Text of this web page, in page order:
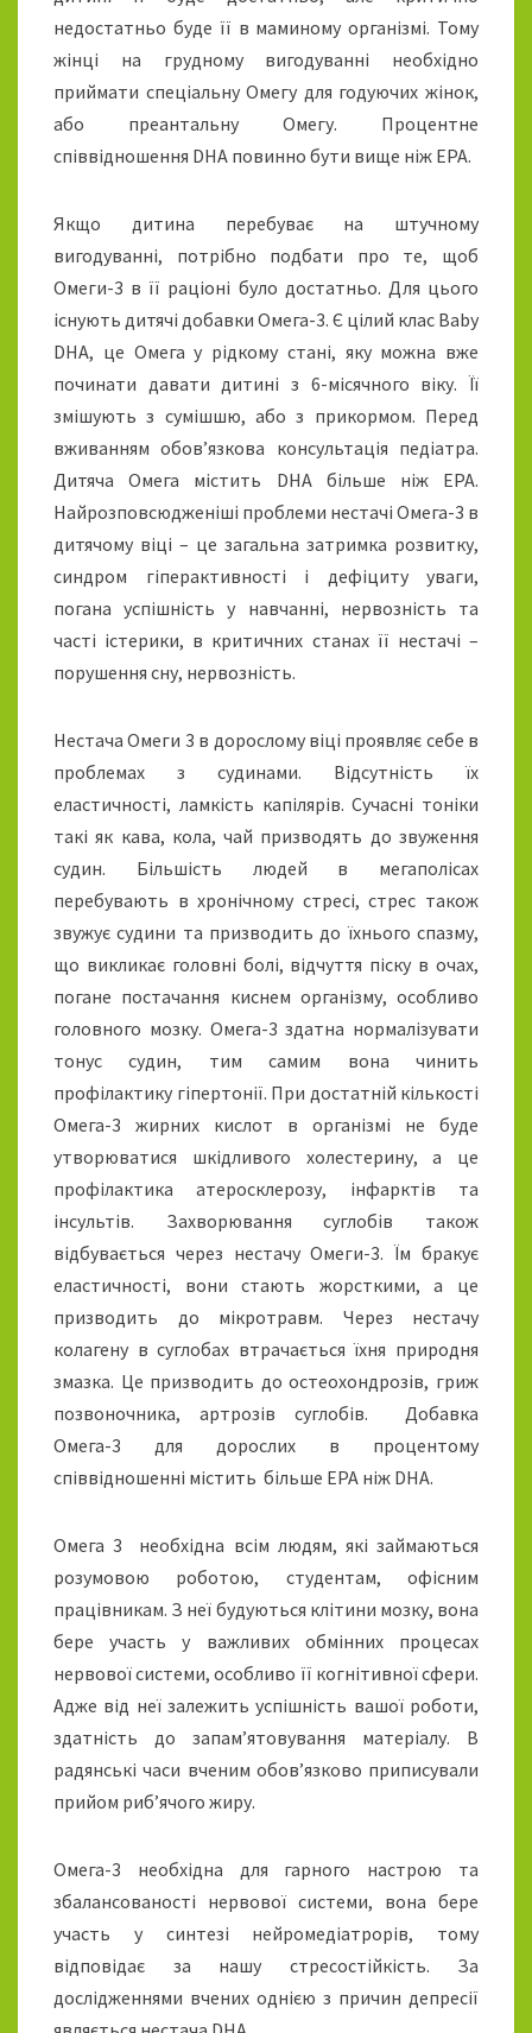
недостатньо буде її в маминому організмі. Тому
жінці на грудному вигодуванні необхідно
приймати спеціальну Омегу для годуючих жінок,
або преантальну Омегу. Процентне
співвідношення DHA повинно бути вище ніж EPA.
Якщо дитина перебуває на штучному
вигодуванні, потрібно подбати про те, щоб
Омеги-3 в її раціоні було достатньо. Для цього
існують дитячі добавки Омега-3. Є цілий клас Вaby
DHA, це Омега у рідкому стані, яку можна вже
починати давати дитині з 6-місячного віку. Її
змішують з сумішшю, або з прикормом. Перед
вживанням обов’язкова консультація педіатра.
Дитяча Омега містить DHA більше ніж EPA.
Найрозповсюдженіші проблеми нестачі Омега-3 в
дитячому віці – це загальна затримка розвитку,
синдром гіперактивності і дефіциту уваги,
погана успішність у навчанні, нервозність та
часті істерики, в критичних станах її нестачі –
порушення сну, нервозність.
Нестача Омеги 3 в дорослому віці проявляє себе в
проблемах з судинами. Відсутність їх
еластичності, ламкість капілярів. Сучасні тоніки
такі як кава, кола, чай призводять до звуження
судин. Більшість людей в мегаполісах
перебувають в хронічному стресі, стрес також
звужує судини та призводить до їхнього спазму,
що викликає головні болі, відчуття піску в очах,
погане постачання киснем організму, особливо
головного мозку. Омега-3 здатна нормалізувати
тонус судин, тим самим вона чинить
профілактику гіпертонії. При достатній кількості
Омега-3 жирних кислот в організмі не буде
утворюватися шкідливого холестерину, а це
профілактика атеросклерозу, інфарктів та
інсультів. Захворювання суглобів також
відбувається через нестачу Омеги-3. Їм бракує
еластичності, вони стають жорсткими, а це
призводить до мікротравм. Через нестачу
колагену в суглобах втрачається їхня природня
змазка. Це призводить до остеохондрозів, гриж
позвоночника, артрозів суглобів. Добавка
Омега-3 для дорослих в процентому
співвідношенні містить більше EPA ніж DHA.
Омега 3 необхідна всім людям, які займаються
розумовою роботою, студентам, офісним
працівникам. З неї будуються клітини мозку, вона
бере участь у важливих обмінних процесах
нервової системи, особливо її когнітивної сфери.
Адже від неї залежить успішність вашої роботи,
здатність до запам’ятовування матеріалу. В
радянські часи вченим обов’язково приписували
прийом риб’ячого жиру.
Омега-3 необхідна для гарного настрою та
збалансованості нервової системи, вона бере
участь у синтезі нейромедіатрорів, тому
відповідає за нашу стресостійкість. За
дослідженнями вчених однією з причин депресії